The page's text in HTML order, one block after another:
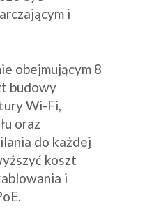
i
obejmującym 8
budowy
Wi-Fi,
oraz
do każdej
koszt
i